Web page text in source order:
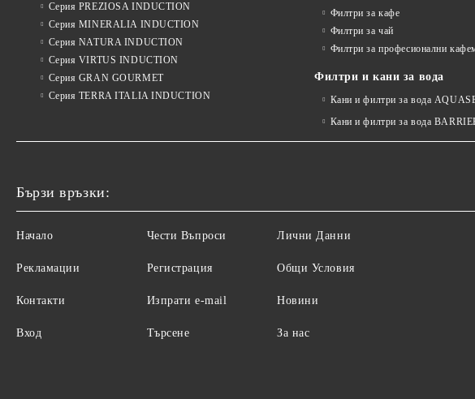
Серия PREZIOSA INDUCTION
Серия MINERALIA INDUCTION
Серия NATURA INDUCTION
Серия VIRTUS INDUCTION
Серия GRAN GOURMET
Серия TERRA ITALIA INDUCTION
Филтри за кафе
Филтри за чай
Филтри за професионални
Филтри и кани за вода
Кани и филтри за вода
Кани и филтри за вода
Бързи връзки:
Начало
Рекламации
Контакти
Вход
Чести Въпроси
Регистрация
Изпрати e-mail
Търсене
Лични Данни
Общи Условия
Новини
За нас